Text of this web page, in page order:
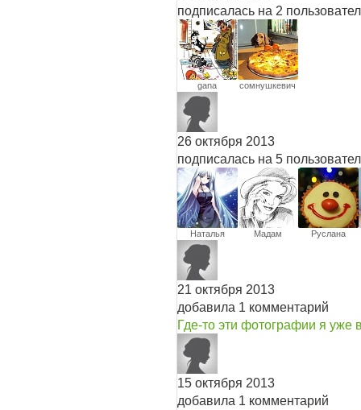
подписалась на 2
gana сомнушкевич
26 октября 2013
подписалась на 5
Наталья
Мадам
Руслана
21 октября 2013
добавила 1 комментарий
Где-то эти фотографии я уже
15 октября 2013
добавила 1 комментарий